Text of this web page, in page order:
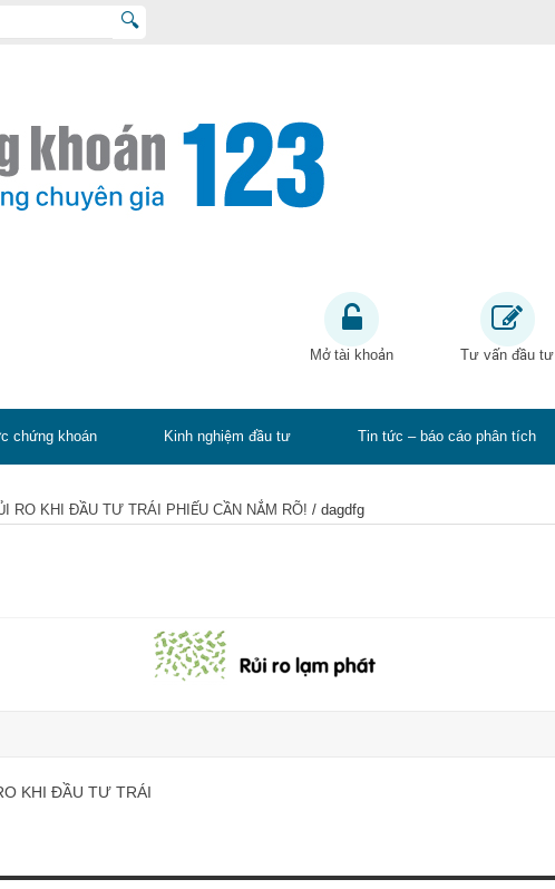
Mở tài khoản Tư vấn đầu tư
chứng khoán Kinh nghiệm đầu tư Tin tức – báo cáo phân tích
RO KHI ĐẦU TƯ TRÁI PHIẾU CẦN NẮM RÕ! / dagdfg
KHI ĐẦU TƯ TRÁI